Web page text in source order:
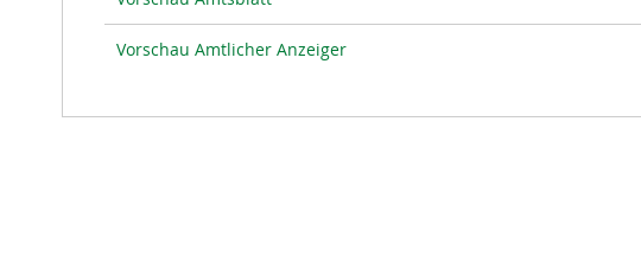
Vorschau Amtlicher Anzeiger